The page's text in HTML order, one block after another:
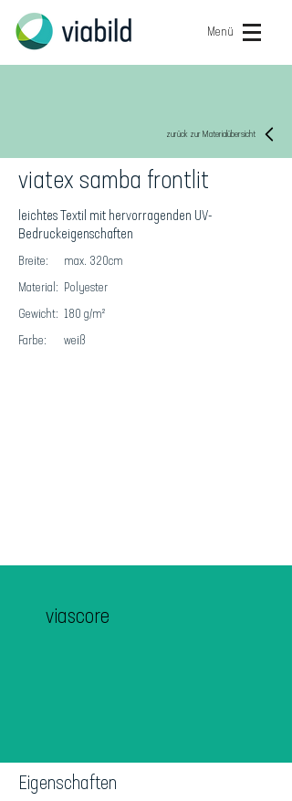
Menü
zurück zur Materialübersicht
viatex samba frontlit
leichtes Textil mit hervorragenden UV-
Bedruckeigenschaften
Breite: max. 320cm
Material: Polyester
Gewicht: 180 g/m²
Farbe: weiß
viascore
Eigenschaften